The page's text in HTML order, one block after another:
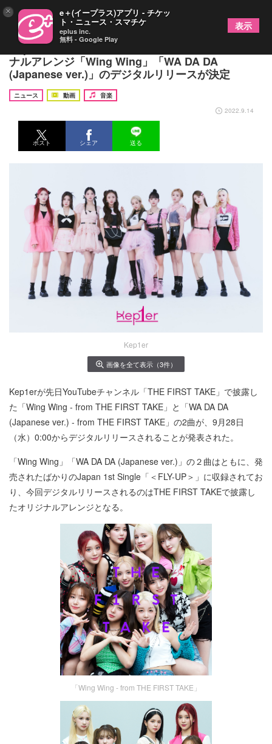
Kep1er、「THE FIRST TAKE」で披露したオリジ
ナルアレンジ「Wing Wing」「WA DA DA
(Japanese ver.)」のデジタルリリースが決定
ニュース 動画
音楽
2022.9.14
ポスト シェア 送る
Kep1er
画像を全て表示（3件）
Kep1erが先日YouTubeチャンネル「THE FIRST TAKE」で披露し
た「Wing Wing - from THE FIRST TAKE」と「WA DA DA
(Japanese ver.) - from THE FIRST TAKE」の2曲が、9月28日
（水）0:00からデジタルリリースされることが発表された。
「Wing Wing」「WA DA DA (Japanese ver.)」の２曲はともに、発
売されたばかりのJapan 1st Single「＜FLY-UP＞」に収録されてお
り、今回デジタルリリースされるのはTHE FIRST TAKEで披露し
たオリジナルアレンジとなる。
「Wing Wing - from THE FIRST TAKE」
× e＋(イープラス)アプリ - チケッ
ト・ニュース・スマチケ
eplus inc.
無料 - Google Play
表示